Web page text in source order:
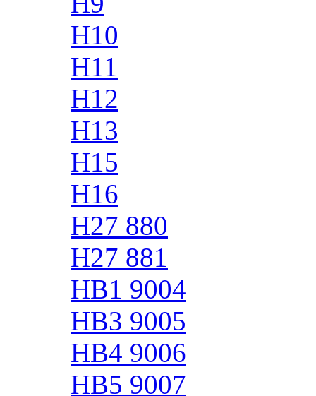
H10
H11
H12
H13
H15
H16
H27 880
H27 881
HB1 9004
HB3 9005
HB4 9006
HB5 9007